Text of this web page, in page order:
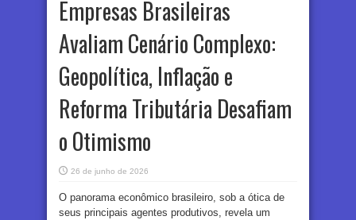
Empresas Brasileiras
Avaliam Cenário Complexo:
Geopolítica, Inflação e
Reforma Tributária Desafiam
o Otimismo
26 de junho de 2026
O panorama econômico brasileiro, sob a ótica de
seus principais agentes produtivos, revela um